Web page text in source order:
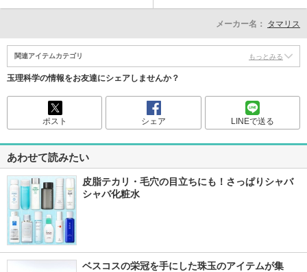
メーカー名： タマリス
関連アイテムカテゴリ もっとみる
玉理科学の情報をお友達にシェアしませんか？
ポスト シェア LINEで送る
あわせて読みたい
皮脂テカリ・毛穴の目立ちにも！さっぱりシャバ
シャバ化粧水
ベスコスの栄冠を手にした珠玉のアイテムが集